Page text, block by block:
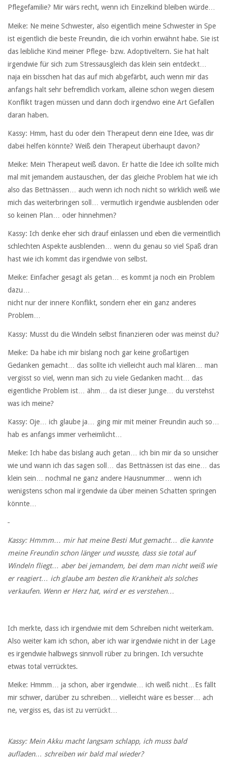
Pflegefamilie? Mir wärs recht, wenn ich Einzelkind bleiben würde…
Meike: Ne meine Schwester, also eigentlich meine Schwester in Spe
ist eigentlich die beste Freundin, die ich vorhin erwähnt habe. Sie ist
das leibliche Kind meiner Pflege- bzw. Adoptiveltern. Sie hat halt
irgendwie für sich zum Stressausgleich das klein sein entdeckt…
naja ein bisschen hat das auf mich abgefärbt, auch wenn mir das
anfangs halt sehr befremdlich vorkam, alleine schon wegen diesem
Konflikt tragen müssen und dann doch irgendwo eine Art Gefallen
daran haben.
Kassy: Hmm, hast du oder dein Therapeut denn eine Idee, was dir
dabei helfen könnte? Weiß dein Therapeut überhaupt davon?
Meike: Mein Therapeut weiß davon. Er hatte die Idee ich sollte mich
mal mit jemandem austauschen, der das gleiche Problem hat wie ich
also das Bettnässen… auch wenn ich noch nicht so wirklich weiß wie
mich das weiterbringen soll… vermutlich irgendwie ausblenden oder
so keinen Plan… oder hinnehmen?
Kassy: Ich denke eher sich drauf einlassen und eben die vermeintlich
schlechten Aspekte ausblenden… wenn du genau so viel Spaß dran
hast wie ich kommt das irgendwie von selbst.
Meike: Einfacher gesagt als getan… es kommt ja noch ein Problem
dazu…
nicht nur der innere Konflikt, sondern eher ein ganz anderes
Problem…
Kassy: Musst du die Windeln selbst finanzieren oder was meinst du?
Meike: Da habe ich mir bislang noch gar keine großartigen
Gedanken gemacht… das sollte ich vielleicht auch mal klären… man
vergisst so viel, wenn man sich zu viele Gedanken macht… das
eigentliche Problem ist… ähm… da ist dieser Junge… du verstehst
was ich meine?
Kassy: Oje… ich glaube ja… ging mir mit meiner Freundin auch so…
hab es anfangs immer verheimlicht…
Meike: Ich habe das bislang auch getan… ich bin mir da so unsicher
wie und wann ich das sagen soll… das Bettnässen ist das eine… das
klein sein… nochmal ne ganz andere Hausnummer… wenn ich
wenigstens schon mal irgendwie da über meinen Schatten springen
könnte…
Kassy: Hmmm… mir hat meine Besti Mut gemacht… die kannte
meine Freundin schon länger und wusste, dass sie total auf
Windeln fliegt… aber bei jemandem, bei dem man nicht weiß wie
er reagiert… ich glaube am besten die Krankheit als solches
verkaufen. Wenn er Herz hat, wird er es verstehen…
Ich merkte, dass ich irgendwie mit dem Schreiben nicht weiterkam.
Also weiter kam ich schon, aber ich war irgendwie nicht in der Lage
es irgendwie halbwegs sinnvoll rüber zu bringen. Ich versuchte
etwas total verrücktes.
Meike: Hmmm… ja schon, aber irgendwie… ich weiß nicht…Es fällt
mir schwer, darüber zu schreiben… vielleicht wäre es besser… ach
ne, vergiss es, das ist zu verrückt…
Kassy: Mein Akku macht langsam schlapp, ich muss bald
aufladen… schreiben wir bald mal wieder?